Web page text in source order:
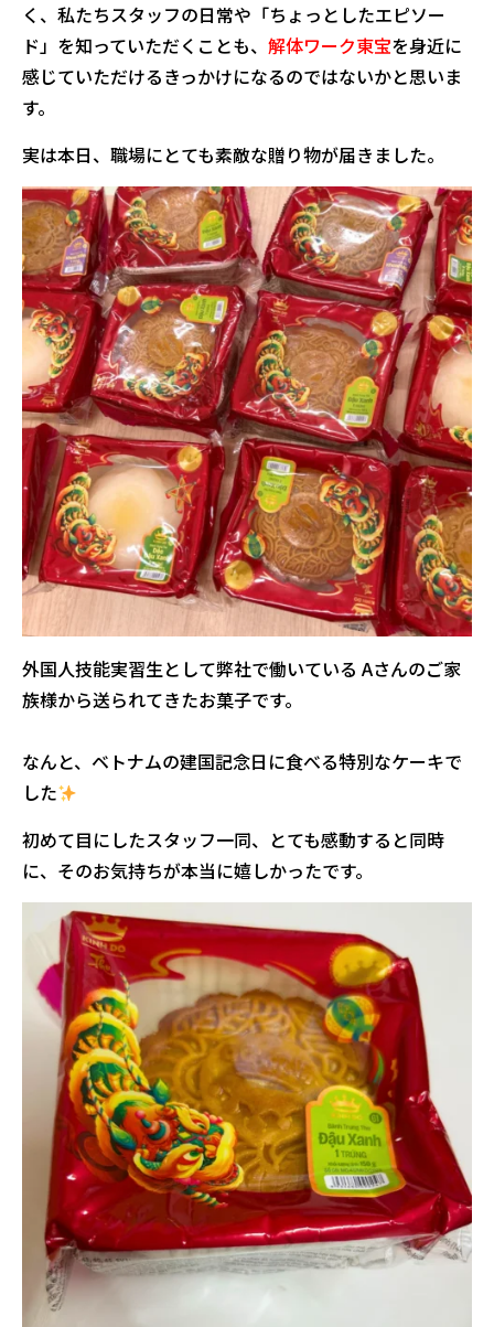
く、私たちスタッフの日常や「ちょっとしたエピソー
ド」を知っていただくことも、 解体ワーク東宝を身近に
感じていただけるきっかけになるのではないかと思いま
す。
実は本日、職場にとても素敵な贈り物が届きました。
外国人技能実習生として弊社で働いている Aさんのご家
族様から送られてきたお菓子です。
なんと、ベトナムの建国記念日に食べる特別なケーキで
した
初めて目にしたスタッフ一同、とても感動すると同時
に、そのお気持ちが本当に嬉しかったです。